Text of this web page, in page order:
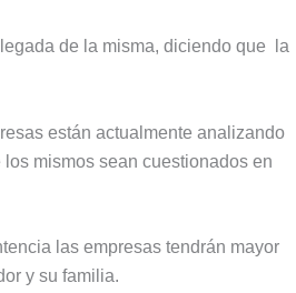
de la misma, diciendo que la
están actualmente analizando
mismos sean cuestionados en
las empresas tendrán mayor
y su familia.